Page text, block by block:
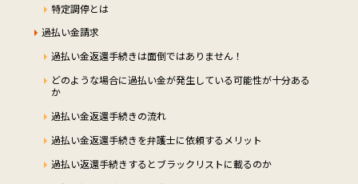
特定調停とは
過払い金請求
過払い金返還手続きは面倒ではありません！
どのような場合に過払い金が発生している可能性が十分ある
か
過払い金返還手続きの流れ
過払い金返還手続きを弁護士に依頼するメリット
過払い返還手続きするとブラックリストに載るのか